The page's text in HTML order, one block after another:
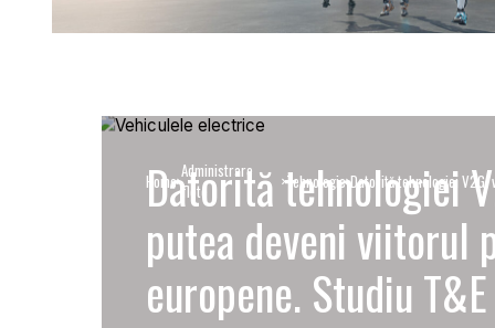
Home Administrare
flote
Tehnologie Datorită tehnologiei
T&E
Datorită tehnologiei
putea deveni
europene. Studiu T&E